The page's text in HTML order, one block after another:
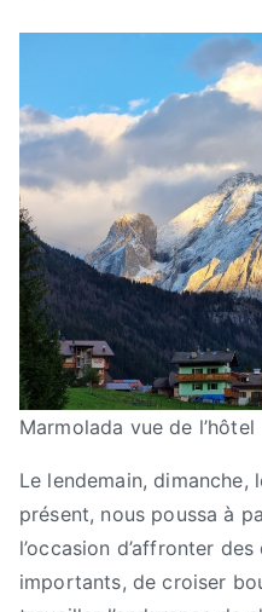
Marmolada vue de l’hôtel
Le lendemain,
présent, nous poussa à
l’occasion d’affronter
importants, de croiser